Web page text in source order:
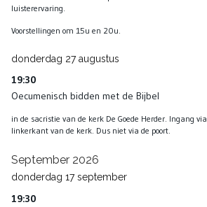
luisterervaring.
Voorstellingen om 15u en 20u.
donderdag 27 augustus
19:30
Oecumenisch bidden met de Bijbel
in de sacristie van de kerk De Goede Herder. Ingang
linkerkant van de kerk. Dus niet via de poort.
September 2026
donderdag 17 september
19:30